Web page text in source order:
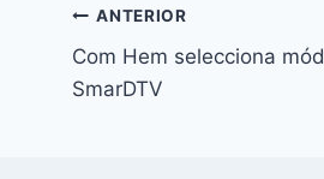
Navegación
de
ANTERIOR
Com Hem selecciona
SmarDTV